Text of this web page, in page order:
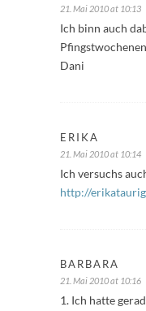
21. Mai 2010 at 10:13
Ich binn auch
Dani
ERIKA
21. Mai 2010 at 10:14
Ich versuchs
http://
BARBARA
21. Mai 2010 at 10:16
1. Ich hatte